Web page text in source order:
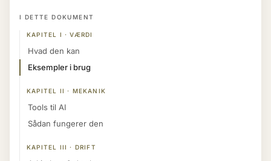
I DETTE DOKUMENT
KAPITEL I · VÆRDI
Hvad den kan
Eksempler i brug
KAPITEL II · MEKANIK
Tools til AI
Sådan fungerer den
KAPITEL III · DRIFT